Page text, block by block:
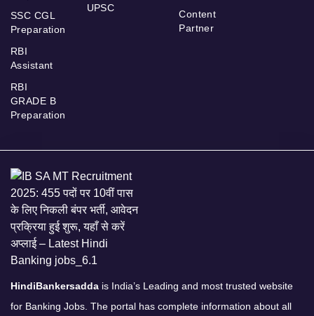
SSC CGL
Preparation
RBI
Assistant
RBI
GRADE B
Preparation
UPSC
Content
Partner
HindiBankersadda is India’s Leading and most trusted website
for Banking Jobs. The portal has complete information about all